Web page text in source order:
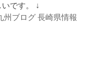
です。 ↓